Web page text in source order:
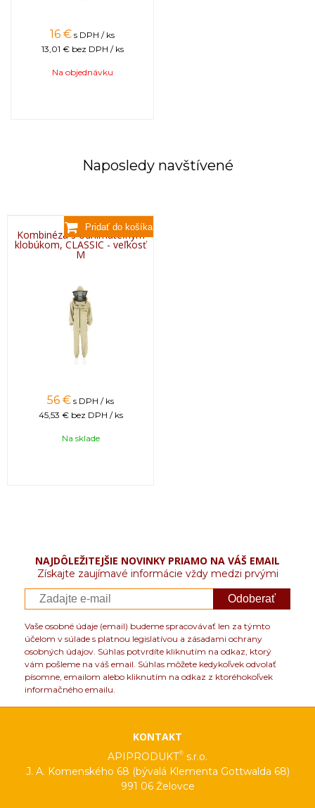
16 € s DPH / ks
13,01 € bez DPH / ks
Na objednávku
Naposledy navštívené
Kombinéza s odnímateľným
klobúkom, CLASSIC - veľkosť
M
56 € s DPH / ks
45,53 € bez DPH / ks
Na sklade
NAJDÔLEŽITEJŠIE NOVINKY PRIAMO NA VÁŠ EMAIL
Získajte zaujímavé informácie vždy medzi prvými
Odoberať
Vaše osobné údaje (email) budeme spracovávať len za týmto
účelom v súlade s platnou legislatívou a zásadami ochrany
osobných údajov. Súhlas potvrdíte kliknutím na odkaz, ktorý
vám pošleme na váš email. Súhlas môžete kedykoľvek odvolať
písomne, emailom alebo kliknutím na odkaz z ktoréhokoľvek
informačného emailu.
KONTAKT
APIPRODUKT® s.r.o.
J. A. Komenského 68 (bývalá Klementa Gottwalda 68)
991 06 Želovce